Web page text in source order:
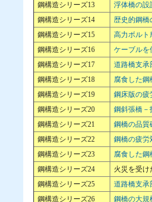
鋼構造シリーズ13
浮体橋の設
鋼構造シリーズ14
歴史的鋼橋
鋼構造シリーズ15
高力ボルト
鋼構造シリーズ16
ケーブルを
鋼構造シリーズ17
道路橋支承
鋼構造シリーズ18
腐食した
鋼構造シリーズ19
鋼床版の疲
鋼構造シリーズ20
鋼斜張橋－
鋼構造シリーズ21
鋼橋の品質
鋼構造シリーズ22
鋼橋の疲労
鋼構造シリーズ23
腐食した
鋼構造シリーズ24
火災を受
鋼構造シリーズ25
道路橋支承
鋼構造シリーズ26
鋼橋の大